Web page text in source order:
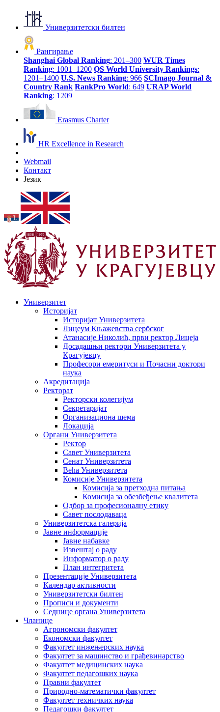
Универзитетски билтен
Рангирање
Shanghai Global Ranking: 201–300 WUR Times
Ranking: 1001–1200 QS World University Rankings:
1201–1400 U.S. News Ranking: 966 SCImago Journal &
Country Rank RankPro World: 649 URAP World
Ranking: 1209
Erasmus Charter
HR Excellence in Research
Webmail
Контакт
Језик
Универзитет
Историјат
Историјат Универзитета
Лицеум Књажевства сербског
Атанасије Николић, први ректор Лицеја
Досадашњи ректори Универзитета у
Крагујевцу
Професори емеритуси и Почасни доктори
наука
Акредитација
Ректорат
Ректорски колегијум
Секретаријат
Организациона шема
Локација
Органи Универзитета
Ректор
Савет Универзитета
Сенат Универзитета
Већа Универзитета
Комисије Универзитета
Комисија за претходна питања
Комисија за обезбеђење квалитета
Одбор за професионалну етику
Савет послодаваца
Универзитетска галерија
Јавне информације
Јавне набавке
Извештај о раду
Информатор о раду
План интегритета
Презентације Универзитета
Календар активности
Универзитетски билтен
Прописи и документи
Седнице органа Универзитета
Чланице
Агрономски факултет
Економски факултет
Факултет инжењерских наука
Факултет за машинство и грађевинарство
Факултет медицинских наука
Факултет педагошких наука
Правни факултет
Природно-математички факултет
Факултет техничких наука
Педагошки факултет